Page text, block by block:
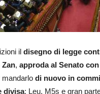
il disegno di legge
, approda al Senato con
di nuovo in
divisa: Leu, M5s e gran